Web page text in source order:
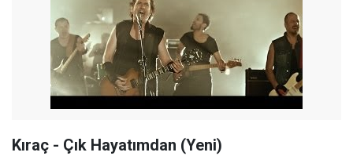
Kıraç - Çık Hayatımdan (Yeni)